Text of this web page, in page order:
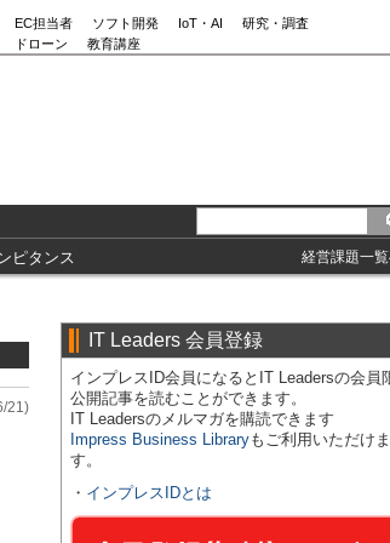
EC担当者 ソフト開発 IoT・AI
研究・調査
ドローン 教育講座
ピタンス 経営課題一
21)
IT Leaders 会員登録
インプレスID会員になるとIT Leadersの会員
公開記事を読むことができます。
IT Leadersのメルマガを購読できます
Impress Business Libraryもご利用いただけま
す。
・ インプレスIDとは